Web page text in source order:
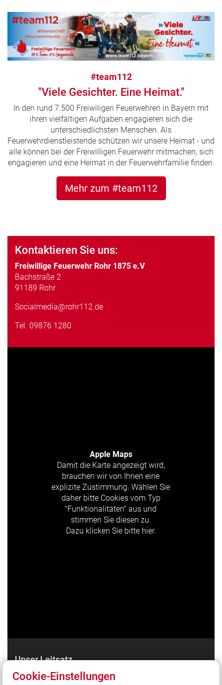
#team112
"Viele Gesichter. Eine Heimat."
In den rund 7.500 Freiwiligen Feuerwehren in Bayern mit
ihren vielfältigen Aufgaben engagieren sich die
unterschiedlichsten Menschen. Als
Feuerwehrdienstleistende schützen wir unsere Heimat - und
alle können bei der Freiwilligen Feuerwehr mitmachen, sich
engagieren und eine Heimat in der Feuerwehrfamilie finden.
Mehr zum #team112
Kontaktieren Sie uns:
Freiwillige Feuerwehr Rohr 1875 e.V
Bachstraße 2
91189 Rohr
Socialmedia@rohr112.de
Tel. 09876 1280
Apple Maps
Damit die Karte angezeigt wird,
brauchen wir von Ihnen eine
explizite Zustimmung. Wählen Sie
daher bitte Cookies vom Typ
"Funktionalitäten" aus und
stimmen Sie diesen zu.
Dazu klicken Sie bitte hier.
Unser Leitsatz
Cookie-Einstellungen